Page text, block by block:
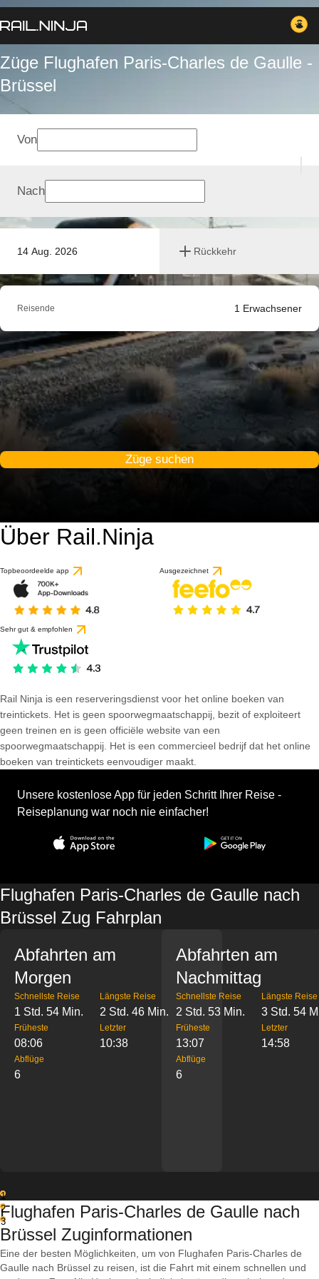
Züge Flughafen Paris-Charles de Gaulle -
Brüssel
14 Aug. 2026 Rückkehr
Von
Nach
Reisende 1 Erwachsener
Züge suchen
Über Rail.Ninja
Topbeoordeelde app Ausgezeichnet
Sehr gut & empfohlen
Rail Ninja is een reserveringsdienst voor het online boeken van
treintickets. Het is geen spoorwegmaatschappij, bezit of exploiteert
geen treinen en is geen officiële website van een
spoorwegmaatschappij. Het is een commercieel bedrijf dat het online
boeken van treintickets eenvoudiger maakt.
Unsere kostenlose App für jeden Schritt Ihrer Reise -
Reiseplanung war noch nie einfacher!
Flughafen Paris-Charles de Gaulle nach
Brüssel Zug Fahrplan
Abfahrten am
Morgen
Schnellste Reise
1 Std. 54 Min.
Längste Reise
2 Std. 46 Min.
Früheste
08:06
Letzter
10:38
Abflüge
6
Abfahrten am
Nachmittag
Schnellste Reise
2 Std. 53 Min.
Längste Reise
3 Std. 54
Früheste
13:07
Letzter
14:58
Abflüge
6
1
2
3
Flughafen Paris-Charles de Gaulle nach
Brüssel Zuginformationen
Eine der besten Möglichkeiten, um von Flughafen Paris-Charles de
Gaulle nach Brüssel zu reisen, ist die Fahrt mit einem schnellen und